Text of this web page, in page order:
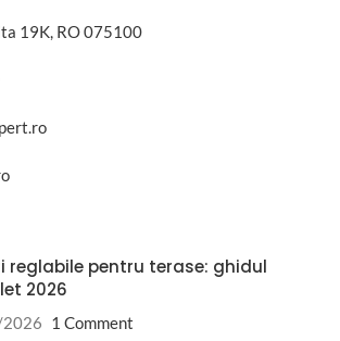
19K, RO 075100
reglabile pentru terase: ghidul
2026
1 Comment